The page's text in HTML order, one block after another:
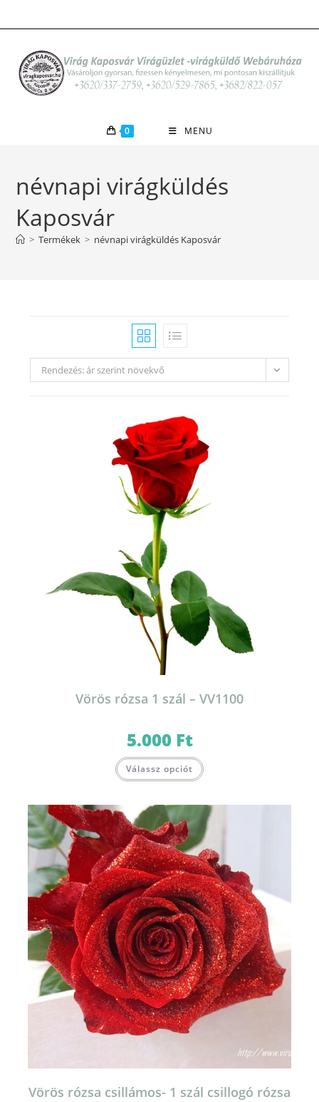
to
0 MENU
névnapi virágküldés
Kaposvár
> Termékek > névnapi virágküldés Kaposvár
Rendezés: ár szerint növekvő
Vörös rózsa 1 szál – VV1100
5.000 Ft
Válassz opciót
Vörös rózsa csillámos- 1 szál csillogó rózsa